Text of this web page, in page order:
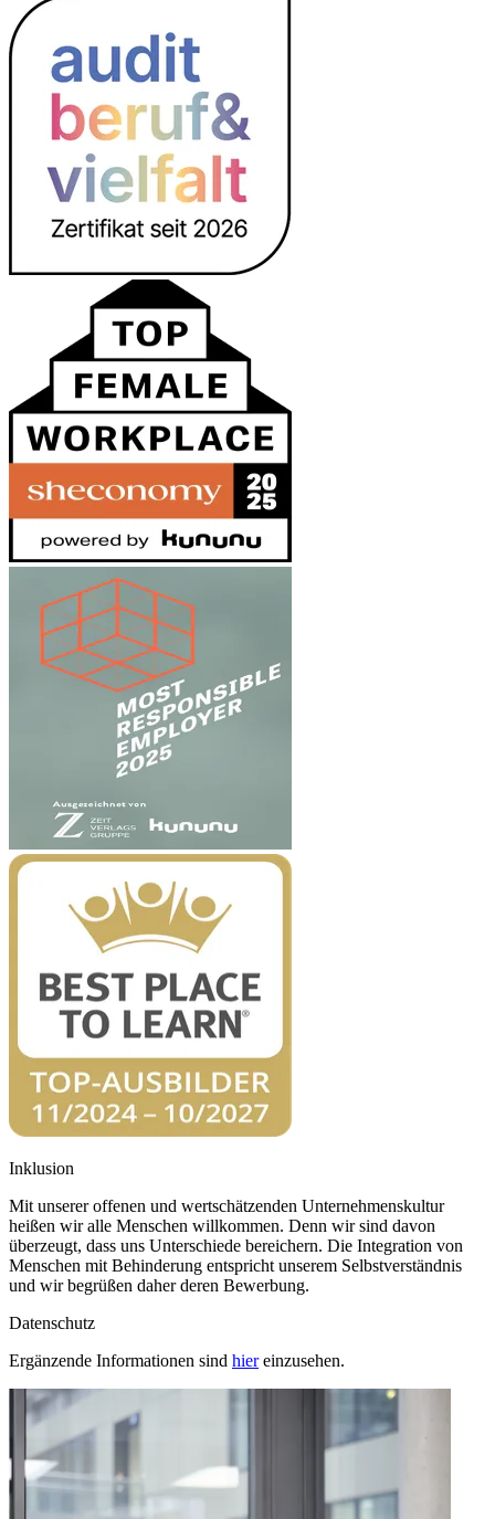
Inklusion
Mit unserer offenen und wertschätzenden Unternehmenskultur
heißen wir alle Menschen willkommen. Denn wir sind davon
überzeugt, dass uns Unterschiede bereichern. Die Integration von
Menschen mit Behinderung entspricht unserem Selbstverständnis
und wir begrüßen daher deren Bewerbung.
Datenschutz
Ergänzende Informationen sind hier einzusehen.